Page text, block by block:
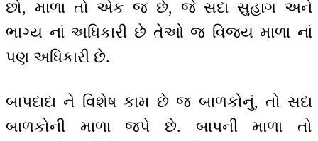
છો, માળા તો એક જ છે, જે સદા સુહાગ અને
ભાગ્ય નાં અધિકારી છે તેઓ જ વિજય માળા નાં
પણ અધિકારી છે.
બાપદાદા ને વિશેષ કામ છે જ બાળકોનું, તો સદા
બાળકોની માળા જપે છે. બાપની માળા તો